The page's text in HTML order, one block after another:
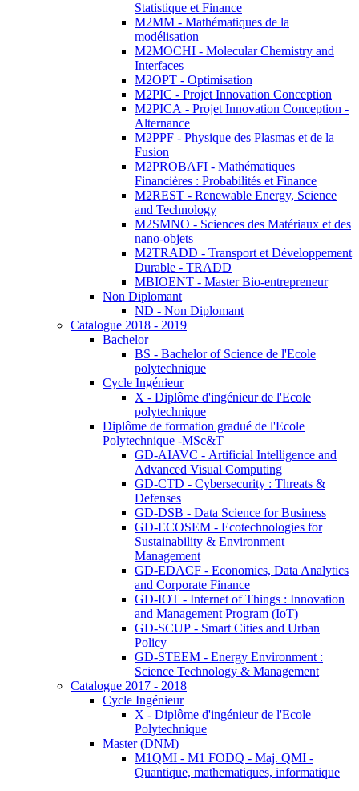
Statistique et Finance
M2MM - Mathématiques de la
modélisation
M2MOCHI - Molecular Chemistry and
Interfaces
M2OPT - Optimisation
M2PIC - Projet Innovation Conception
M2PICA - Projet Innovation Conception -
Alternance
M2PPF - Physique des Plasmas et de la
Fusion
M2PROBAFI - Mathématiques
Financières : Probabilités et Finance
M2REST - Renewable Energy, Science
and Technology
M2SMNO - Sciences des Matériaux et des
nano-objets
M2TRADD - Transport et Développement
Durable - TRADD
MBIOENT - Master Bio-entrepreneur
Non Diplomant
ND - Non Diplomant
Catalogue 2018 - 2019
Bachelor
BS - Bachelor of Science de l'Ecole
polytechnique
Cycle Ingénieur
X - Diplôme d'ingénieur de l'Ecole
polytechnique
Diplôme de formation gradué de l'Ecole
Polytechnique -MSc&T
GD-AIAVC - Artificial Intelligence and
Advanced Visual Computing
GD-CTD - Cybersecurity : Threats &
Defenses
GD-DSB - Data Science for Business
GD-ECOSEM - Ecotechnologies for
Sustainability & Environment
Management
GD-EDACF - Economics, Data Analytics
and Corporate Finance
GD-IOT - Internet of Things : Innovation
and Management Program (IoT)
GD-SCUP - Smart Cities and Urban
Policy
GD-STEEM - Energy Environment :
Science Technology & Management
Catalogue 2017 - 2018
Cycle Ingénieur
X - Diplôme d'ingénieur de l'Ecole
Polytechnique
Master (DNM)
M1QMI - M1 FODQ - Maj. QMI -
Quantique, mathematiques, informatique